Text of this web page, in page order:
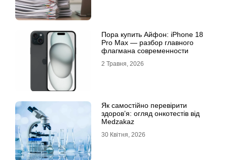
Пора купить Айфон: iPhone 18
Pro Max — разбор главного
флагмана современности
2 Травня, 2026
Як самостійно перевірити
здоров’я: огляд онкотестів від
Medzakaz
30 Квітня, 2026